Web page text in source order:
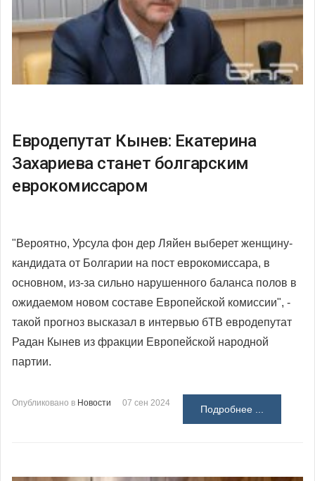
Евродепутат Кынев: Екатерина
Захариева станет болгарским
еврокомиссаром
"Вероятно, Урсула фон дер Ляйен выберет женщину-
кандидата от Болгарии на пост еврокомиссара, в
основном, из-за сильно нарушенного баланса полов в
ожидаемом новом составе Европейской комиссии", -
такой прогноз высказал в интервью бТВ евродепутат
Радан Кынев из фракции Европейской народной
партии.
Опубликовано в Новости 07 сен 2024
Подробнее ...